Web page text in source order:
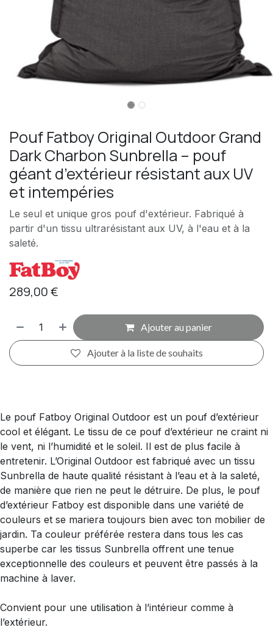
Pouf Fatboy Original Outdoor Grand
Dark Charbon Sunbrella – pouf
géant d’extérieur résistant aux UV
et intempéries
Le seul et unique gros pouf d'extérieur. Fabriqué à
partir d'un tissu ultrarésistant aux UV, à l'eau et à la
saleté.
289,00€
Ajouter au panier
Ajouter à la liste de souhaits
Le pouf Fatboy Original Outdoor est un pouf d’extérieur
cool et élégant. Le tissu de ce pouf d’extérieur ne craint ni
le vent, ni l’humidité et le soleil. Il est de plus facile à
entretenir. L’Original Outdoor est fabriqué avec un tissu
Sunbrella de haute qualité résistant à l’eau et à la saleté,
de manière que rien ne peut le détruire. De plus, le pouf
d’extérieur Fatboy est disponible dans une variété de
couleurs et se mariera toujours bien avec ton mobilier de
jardin. Ta couleur préférée restera dans tous les cas
superbe car les tissus Sunbrella offrent une tenue
exceptionnelle des couleurs et peuvent être passés à la
machine à laver.
Convient pour une utilisation à l’intérieur comme à
l’extérieur.